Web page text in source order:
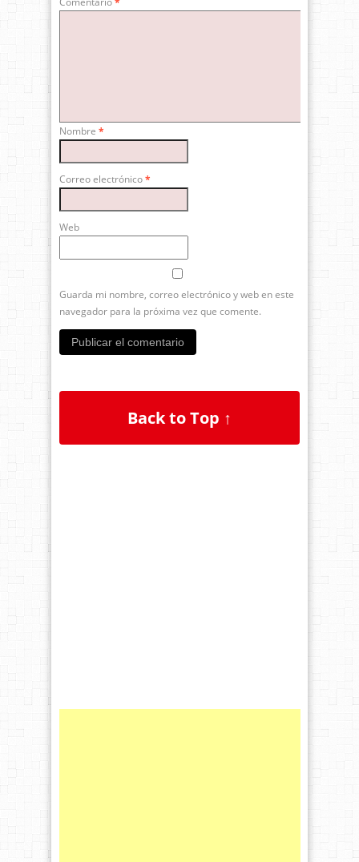
Nombre *
Correo electrónico*
Web
Guarda mi nombre, correo electrónico y web en este
navegador para la próxima vez que comente.
Back to Top ↑